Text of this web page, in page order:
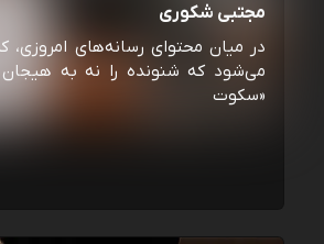
مجتبی شکوری
در میان محتوای رسانه‌های امروزی،
می‌شود که شنونده را نه به هیجان
«سکوت